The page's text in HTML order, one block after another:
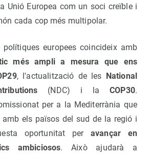
Unió Europea com un soci creïble i
cada cop més multipolar.
polítiques europees coincideix amb
més ampli a mesura que ens
, l'actualització de les
National
(NDC) i laCOP30.
per a la Mediterrània que
els països del sud de la regió i
oportunitat per avançar en
ambiciosos. Això ajudarà a